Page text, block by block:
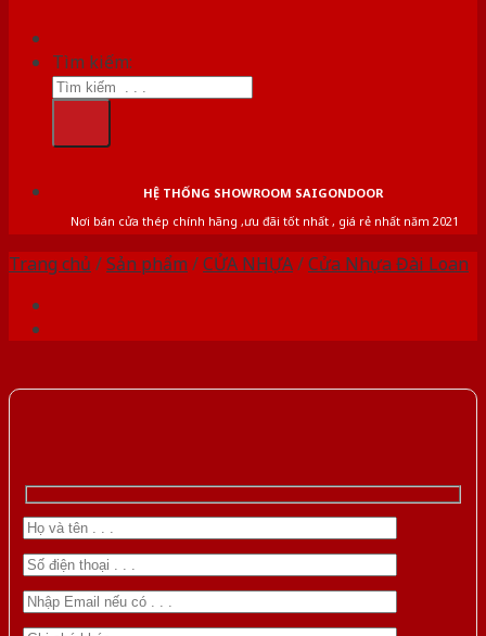
Tìm kiếm:
HỆ THỐNG SHOWROOM SAIGONDOOR
Nơi bán cửa thép chính hãng ,ưu đãi tốt nhất , giá rẻ nhất năm 2021
Trang chủ /Sản phẩm /CỬA NHỰA/Cửa Nhựa Đài Loan